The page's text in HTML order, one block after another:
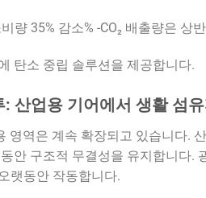
량 35% 감소% -CO₂ 배출량은 상
탄소 중립 솔루션을 제공합니다.
: 산업용 기어에서 생활 섬
영역은 계속 확장되고 있습니다.
안 구조적 무결성을 유지합니다.
랫동안 작동합니다.